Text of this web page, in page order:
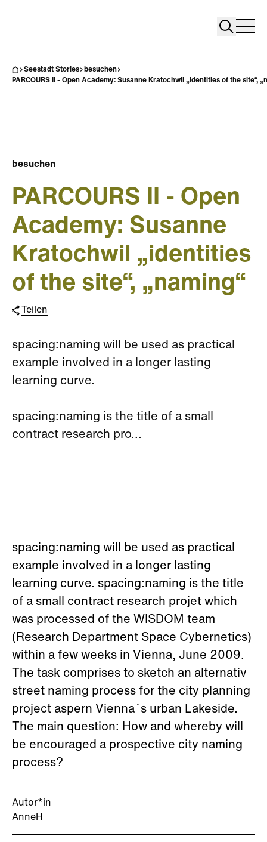
Search
Seestadt Stories
besuchen
PARCOURS II - Open Academy: Susanne Kratochwil „identities of the site“,
Autor*in
AnneH
besuchen
PARCOURS II - Open
Academy: Susanne
Kratochwil „identities
of the site“, „naming“
Teilen
spacing:naming will be used as practical
example involved in a longer lasting
learning curve.
spacing:naming is the title of a small
contract research pro...
spacing:naming will be used as practical
example involved in a longer lasting
learning curve. spacing:naming is the title
of a small contract research projet which
was processed of the WISDOM team
(Research Department Space Cybernetics)
within a few weeks in Vienna, June 2009.
The task comprises to sketch an alternativ
street naming process for the city planning
project aspern Vienna`s urban Lakeside.
The main question: How and whereby will
be encouraged a prospective city naming
process?